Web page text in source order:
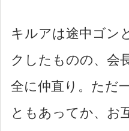
キルアは途中ゴン
クしたものの、会
全に仲直り。ただ
ともあってか、お